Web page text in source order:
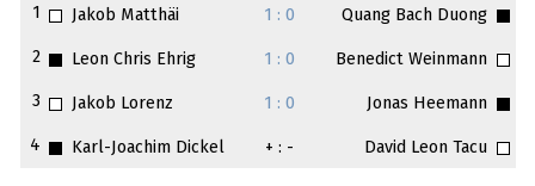
1 Jakob Matthäi 1 : 0 Quang Bach Duong
2 Leon Chris Ehrig 1 : 0 Benedict Weinmann
3 Jakob Lorenz 1 : 0 Jonas Heemann
4 Karl-Joachim Dickel + : - David Leon Tacu